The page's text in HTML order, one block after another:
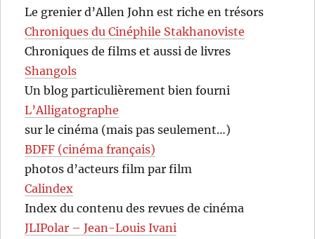
Le grenier d’Allen John est riche en trésors
Chroniques du Cinéphile Stakhanoviste
Chroniques de films et aussi de livres
Shangols
Un blog particulièrement bien fourni
L’Alligatographe
sur le cinéma (mais pas seulement…)
BDFF (cinéma français)
photos d’acteurs film par film
Calindex
Index du contenu des revues de cinéma
JLIPolar – Jean-Louis Ivani